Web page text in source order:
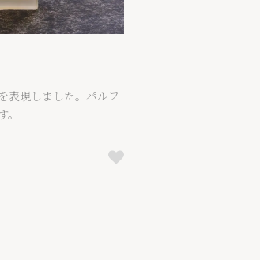
表現しました。パルフ